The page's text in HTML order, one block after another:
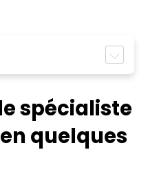
: le CBD à toutes
reçu avec le
spécialiste
quelques